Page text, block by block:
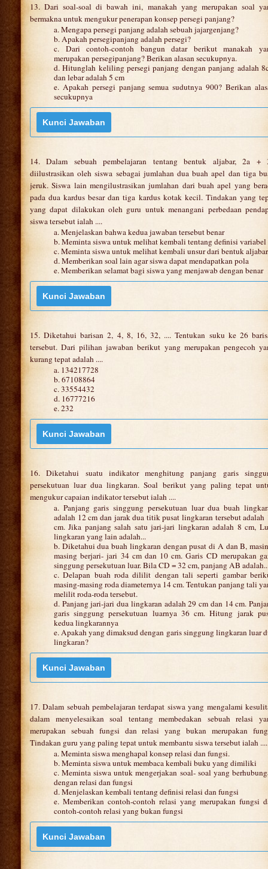
13. Dari soal-soal di bawah ini, manakah yang merupakan soal
bermakna untuk mengukur penerapan konsep persegi panjang?
a. Mengapa persegi panjang adalah sebuah jajargenjang?
b. Apakah persegipanjang adalah persegi?
c. Dari contoh-contoh bangun datar berikut manakah
merupakan persegipanjang? Berikan alasan secukupnya.
d. Hitunglah keliling persegi panjang dengan panjang adalah
dan lebar adalah 5 cm
e. Apakah persegi panjang semua sudutnya 900? Berikan
secukupnya
14. Dalam sebuah pembelajaran tentang bentuk aljabar, 2a +
diilustrasikan oleh siswa sebagai jumlahan dua buah apel dan tiga
jeruk. Siswa lain mengilustrasikan jumlahan dari buah apel yang
pada dua kardus besar dan tiga kardus kotak kecil. Tindakan yang
yang dapat dilakukan oleh guru untuk menangani perbedaan
siswa tersebut ialah ....
a. Menjelaskan bahwa kedua jawaban tersebut benar
b. Meminta siswa untuk melihat kembali tentang definisi variabel
c. Meminta siswa untuk melihat kembali unsur dari bentuk aljabar
d. Memberikan soal lain agar siswa dapat mendapatkan pola
e. Memberikan selamat bagi siswa yang menjawab dengan benar
15. Diketahui barisan 2, 4, 8, 16, 32, .... Tentukan suku ke 26
tersebut. Dari pilihan jawaban berikut yang merupakan pengecoh
kurang tepat adalah ....
a. 134217728
b. 67108864
c. 33554432
d. 16777216
e. 232
16. Diketahui suatu indikator menghitung panjang garis
persekutuan luar dua lingkaran. Soal berikut yang paling tepat
mengukur capaian indikator tersebut ialah ....
a. Panjang garis singgung persekutuan luar dua buah
adalah 12 cm dan jarak dua titik pusat lingkaran tersebut adalah
cm. Jika panjang salah satu jari-jari lingkaran adalah 8 cm,
lingkaran yang lain adalah...
b. Diketahui dua buah lingkaran dengan pusat di A dan B,
masing berjari- jari 34 cm dan 10 cm. Garis CD merupakan
singgung persekutuan luar. Bila CD = 32 cm, panjang AB
c. Delapan buah roda dililit dengan tali seperti gambar
masing-masing roda diameternya 14 cm. Tentukan panjang tali
melilit roda-roda tersebut.
d. Panjang jari-jari dua lingkaran adalah 29 cm dan 14 cm.
garis singgung persekutuan luarnya 36 cm. Hitung jarak
kedua lingkarannya
e. Apakah yang dimaksud dengan garis singgung lingkaran luar
lingkaran?
17. Dalam sebuah pembelajaran terdapat siswa yang mengalami
dalam menyelesaikan soal tentang membedakan sebuah relasi
merupakan sebuah fungsi dan relasi yang bukan merupakan
Tindakan guru yang paling tepat untuk membantu siswa tersebut ialah ....
a. Meminta siswa menghapal konsep relasi dan fungsi.
b. Meminta siswa untuk membaca kembali buku yang dimiliki
c. Meminta siswa untuk mengerjakan soal- soal yang
dengan relasi dan fungsi
d. Menjelaskan kembali tentang definisi relasi dan fungsi
e. Memberikan contoh-contoh relasi yang merupakan fungsi
contoh-contoh relasi yang bukan fungsi